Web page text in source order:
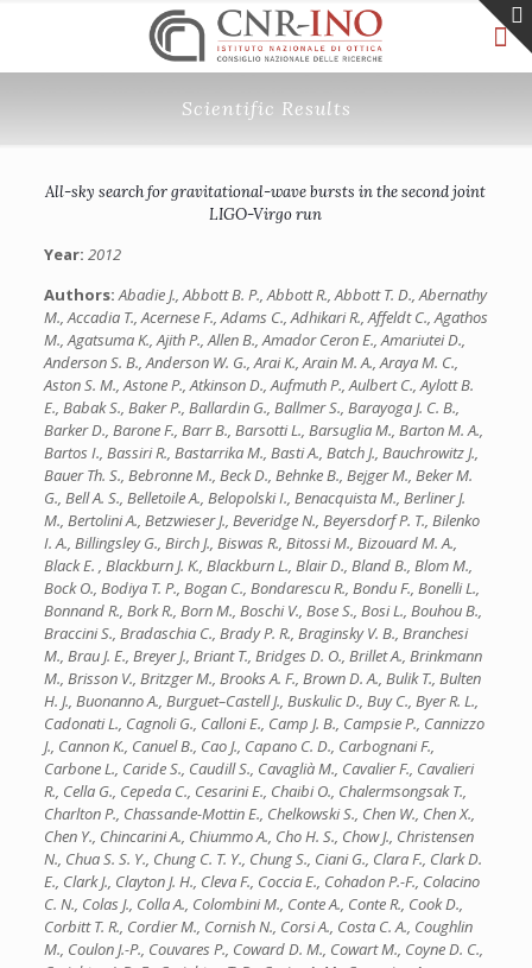
Scientific Results
All-sky search for gravitational-wave bursts in the second joint
LIGO-Virgo run
Year: 2012
Authors:Abadie J., Abbott B. P., Abbott R., Abbott T. D., Abernathy
M., Accadia T., Acernese F., Adams C., Adhikari R., Affeldt C., Agathos
M., Agatsuma K., Ajith P., Allen B., Amador Ceron E., Amariutei D.,
Anderson S. B., Anderson W. G., Arai K., Arain M. A., Araya M. C.,
Aston S. M., Astone P., Atkinson D., Aufmuth P., Aulbert C., Aylott B.
E., Babak S., Baker P., Ballardin G., Ballmer S., Barayoga J. C. B.,
Barker D., Barone F., Barr B., Barsotti L., Barsuglia M., Barton M. A.,
Bartos I., Bassiri R., Bastarrika M., Basti A., Batch J., Bauchrowitz J.,
Bauer Th. S., Bebronne M., Beck D., Behnke B., Bejger M., Beker M.
G., Bell A. S., Belletoile A., Belopolski I., Benacquista M., Berliner J.
M., Bertolini A., Betzwieser J., Beveridge N., Beyersdorf P. T., Bilenko
I. A., Billingsley G., Birch J., Biswas R., Bitossi M., Bizouard M. A.,
Black E. , Blackburn J. K., Blackburn L., Blair D., Bland B., Blom M.,
Bock O., Bodiya T. P., Bogan C., Bondarescu R., Bondu F., Bonelli L.,
Bonnand R., Bork R., Born M., Boschi V., Bose S., Bosi L., Bouhou B.,
Braccini S., Bradaschia C., Brady P. R., Braginsky V. B., Branchesi
M., Brau J. E., Breyer J., Briant T., Bridges D. O., Brillet A., Brinkmann
M., Brisson V., Britzger M., Brooks A. F., Brown D. A., Bulik T., Bulten
H. J., Buonanno A., Burguet–Castell J., Buskulic D., Buy C., Byer R. L.,
Cadonati L., Cagnoli G., Calloni E., Camp J. B., Campsie P., Cannizzo
J., Cannon K., Canuel B., Cao J., Capano C. D., Carbognani F.,
Carbone L., Caride S., Caudill S., Cavaglià M., Cavalier F., Cavalieri
R., Cella G., Cepeda C., Cesarini E., Chaibi O., Chalermsongsak T.,
Charlton P., Chassande-Mottin E., Chelkowski S., Chen W., Chen X.,
Chen Y., Chincarini A., Chiummo A., Cho H. S., Chow J., Christensen
N., Chua S. S. Y., Chung C. T. Y., Chung S., Ciani G., Clara F., Clark D.
E., Clark J., Clayton J. H., Cleva F., Coccia E., Cohadon P.-F., Colacino
C. N., Colas J., Colla A., Colombini M., Conte A., Conte R., Cook D.,
Corbitt T. R., Cordier M., Cornish N., Corsi A., Costa C. A., Coughlin
M., Coulon J.-P., Couvares P., Coward D. M., Cowart M., Coyne D. C.,